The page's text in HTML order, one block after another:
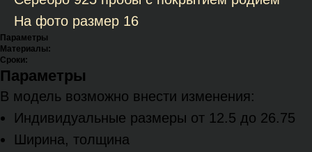
На фото размер 16
Параметры
Материалы:
Сроки:
Параметры
В модель возможно внести изменения:
Индивидуальные размеры от 12.5 до 26.75
Ширина, толщина